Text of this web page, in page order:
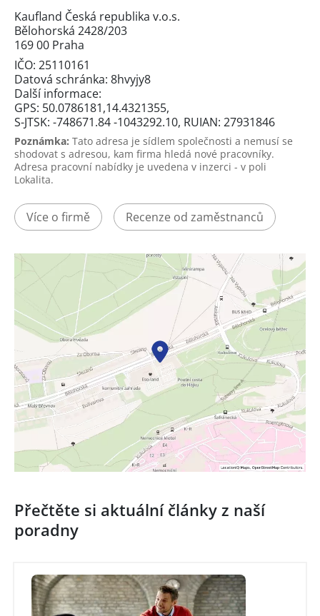
Kaufland Česká republika v.o.s.
Bělohorská 2428/203
169 00 Praha
IČO: 25110161
Datová schránka: 8hvyjy8
Další informace:
GPS: 50.0786181,14.4321355,
S-JTSK: -748671.84 -1043292.10, RUIAN: 27931846
Poznámka: Tato adresa je sídlem společnosti a nemusí se
shodovat s adresou, kam firma hledá nové pracovníky.
Adresa pracovní nabídky je uvedena v inzerci - v poli
Lokalita.
Více o firmě Recenze od zaměstnanců
Přečtěte si aktuální články z naší
poradny